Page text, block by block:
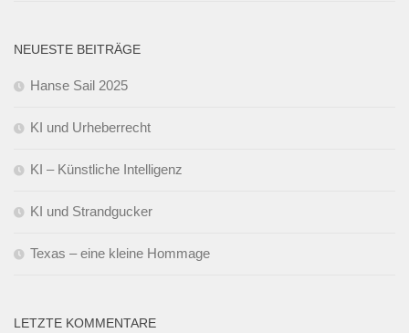
NEUESTE BEITRÄGE
Hanse Sail 2025
KI und Urheberrecht
KI – Künstliche Intelligenz
KI und Strandgucker
Texas – eine kleine Hommage
LETZTE KOMMENTARE